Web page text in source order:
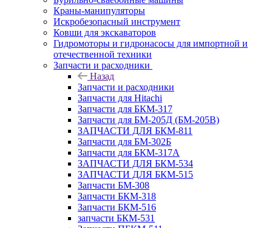
Краны-манипуляторы
Искробезопасный инструмент
Ковши для экскаваторов
Гидромоторы и гидронасосы для импортной и
отечественной техники
Запчасти и расходники
Назад
Запчасти и расходники
Запчасти для Hitachi
Запчасти для БКМ-317
Запчасти для БМ-205Д (БМ-205В)
ЗАПЧАСТИ ДЛЯ БКМ-811
Запчасти для БМ-302Б
Запчасти для БКМ-317А
ЗАПЧАСТИ ДЛЯ БКМ-534
ЗАПЧАСТИ ДЛЯ БКМ-515
Запчасти БМ-308
Запчасти БКМ-318
Запчасти БКМ-516
запчасти БКМ-531